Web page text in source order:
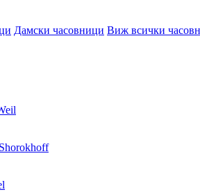
Дамски часовници Виж всички